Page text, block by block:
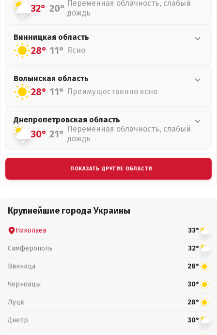
32° 20° Переменная облачность, слабый
дождь
Винницкая область
28° 11° Ясно
Волынская область
28° 11° Преимущественно ясно
Днепропетровская область
30° 21° Переменная облачность, слабый
дождь
ПОКАЗАТЬ ДРУГИЕ ОБЛАСТИ
Крупнейшие города Украины
Николаев 33°
Симферополь 32°
Винница 28°
Черновцы 30°
Луцк 28°
Днепр 30°